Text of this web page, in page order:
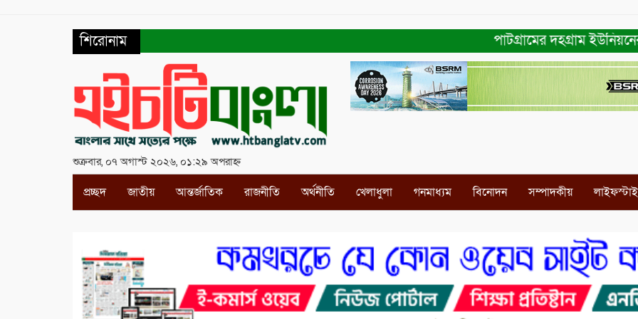
শিরোনাম পাটগ্রামের দহগ্রাম ইউনিয়নের
শুক্রবার, ০৭ অগাস্ট ২০২৬, ০১:২৯ অপরাহ্ন
প্রচ্ছদ জাতীয় আন্তর্জাতিক রাজনীতি অর্থনীতি খেলাধুলা গনমাধ্যম বিনোদন সম্পাদকীয়